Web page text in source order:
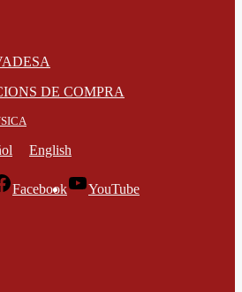
DE COMPRA
English
Facebook YouTube